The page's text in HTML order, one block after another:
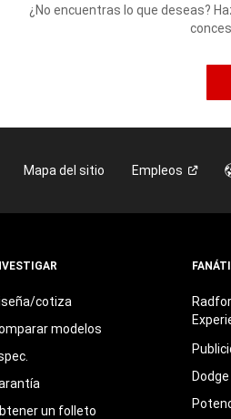
¿No encuentras lo que deseas?
Mapa del sitio Empleos
cotiza
modelos
un folleto